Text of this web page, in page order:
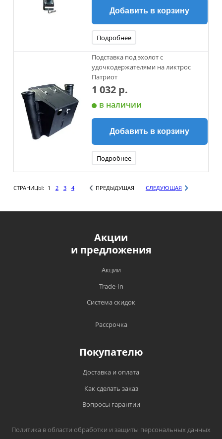
Добавить в корзину
Подробнее
Подставка под эхолот с
удочкодержателями на ликтрос
Патриот
1 032 р.
в наличии
Добавить в корзину
Подробнее
СТРАНИЦЫ: 1 2 3 4 ПРЕДЫДУЩАЯ СЛЕДУЮЩАЯ
Акции
и предложения
Акции
Trade-In
Система скидок
Рассрочка
Покупателю
Доставка и оплата
Как сделать заказ
Вопросы гарантии
Политика в области обработки и защиты персональных данных